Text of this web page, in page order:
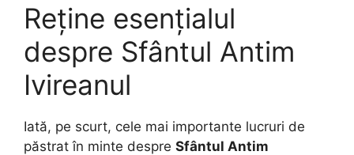
Reține esențialul
despre Sfântul Antim
Ivireanul
Iată, pe scurt, cele mai importante lucruri de
păstrat în minte despre Sfântul Antim